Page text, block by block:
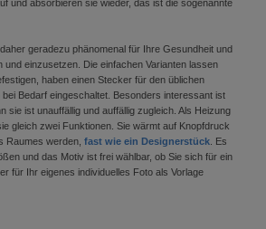
und absorbieren sie wieder, das ist die sogenannte
geradezu phänomenal für Ihre Gesundheit und
und einzusetzen. Die einfachen Varianten lassen
haben einen Stecker für den üblichen
Bedarf eingeschaltet. Besonders interessant ist
sie ist unauffällig und auffällig zugleich. Als Heizung
gleich zwei Funktionen. Sie wärmt auf Knopfdruck
Raumes werden, fast wie ein Designerstück . Es
und das Motiv ist frei wählbar, ob Sie sich für ein
für Ihr eigenes individuelles Foto als Vorlage